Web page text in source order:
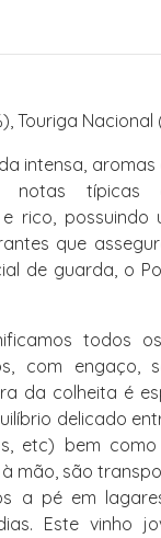
Touriga Nacional
intensa,
notas típicas
rico,
que
de guarda, o
todos
com engaço,
da colheita é
delicado
etc) bem
mão, são
a pé em
Este vinho